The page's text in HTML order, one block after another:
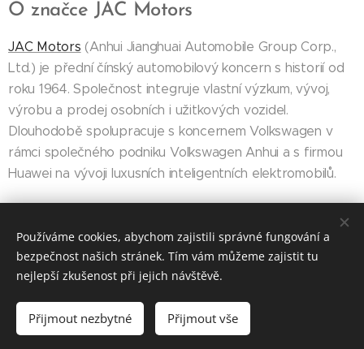
O značce JAC Motors
JAC Motors (Anhui Jianghuai Automobile Group Corp.,
Ltd.) je přední čínský automobilový koncern s historií od
roku 1964. Společnost integruje vlastní výzkum, vývoj,
výrobu a prodej osobních i užitkových vozidel.
Dlouhodobě spolupracuje s koncernem Volkswagen v
rámci společného podniku Volkswagen Anhui a s firmou
Huawei na vývoji luxusních inteligentních elektromobilů.
O web pečujeSEO konzultantaSEO expert
Vytvořeno službou Webnode
Používáme cookies, abychom zajistili správné fungování a
bezpečnost našich stránek. Tím vám můžeme zajistit tu
nejlepší zkušenost při jejich návštěvě.
Přijmout nezbytné Přijmout vše